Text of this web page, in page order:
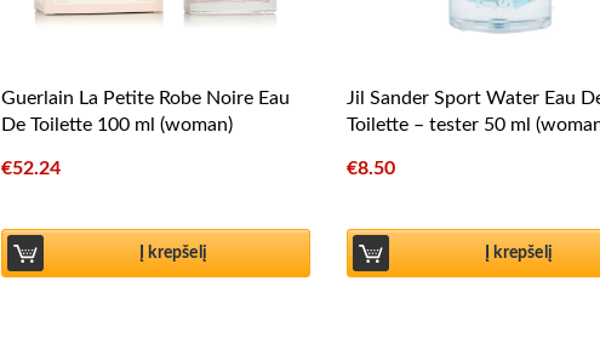
Guerlain La Petite Robe Noire Eau
De Toilette 100 ml (woman)
€52.24
Į krepšelį
Jil Sander Sport Water Eau
Toilette – tester 50 ml
€8.50
Į krepšelį